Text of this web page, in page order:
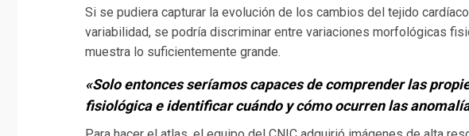
Si se pudiera capturar la evolución de los cambios del tejido
variabilidad, se podría discriminar entre variaciones morfológicas
muestra lo suficientemente grande.
«Solo entonces seríamos capaces de comprender las
fisiológica e identificar cuándo y cómo ocurren las